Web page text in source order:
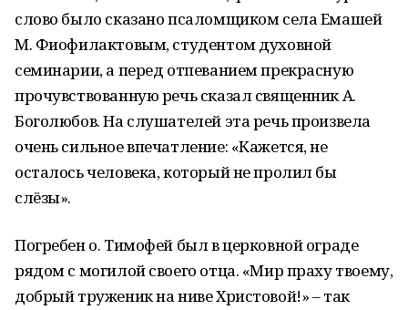
слово было сказано псаломщиком села Емашей
М. Фиофилактовым, студентом духовной
семинарии, а перед отпеванием прекрасную
прочувствованную речь сказал священник А.
Боголюбов. На слушателей эта речь произвела
очень сильное впечатление: «Кажется, не
осталось человека, который не пролил бы
слёзы».
Погребен о. Тимофей был в церковной ограде
рядом с могилой своего отца. «Мир праху твоему,
добрый труженик на ниве Христовой!» – так